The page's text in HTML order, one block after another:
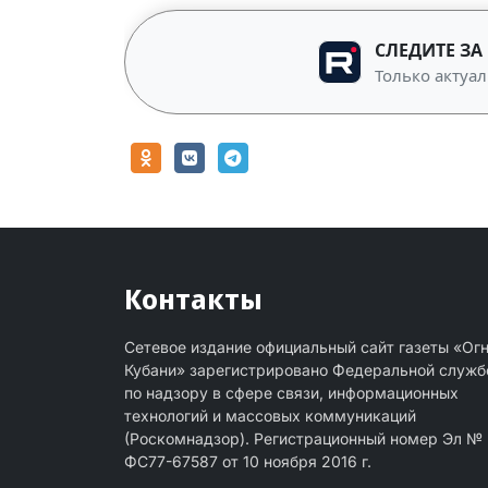
СЛЕДИТЕ
Только
Контакты
Сетевое издание официальный сайт газеты
Кубани» зарегистрировано Федеральной
по надзору в сфере связи, информационных
технологий и массовых коммуникаций
(Роскомнадзор). Регистрационный номер Эл №
ФС77-67587 от 10 ноября 2016 г.